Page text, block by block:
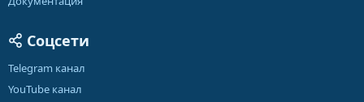
Соцсети
Telegram канал
YouTube канал